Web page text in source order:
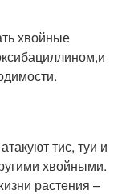
хвойные
тис, туи и
хвойными.
растения –